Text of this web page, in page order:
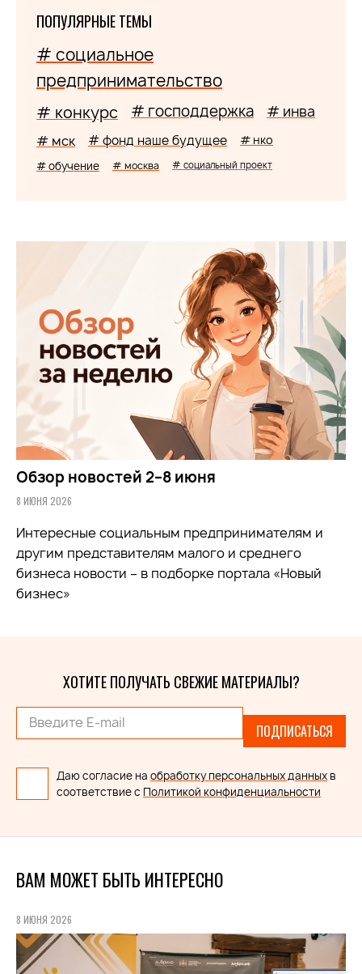
ПОПУЛЯРНЫЕ ТЕМЫ
# социальное
предпринимательство
# конкурс # господдержка # инва
# мск # фонд наше будущее # нко
# обучение # москва # социальный проект
Обзор новостей 2–8 июня
8 ИЮНЯ 2026
Интересные социальным предпринимателям и
другим представителям малого и среднего
бизнеса новости – в подборке портала «Новый
бизнес»
ХОТИТЕ ПОЛУЧАТЬ СВЕЖИЕ МАТЕРИАЛЫ?
ПОДПИСАТЬСЯ
Даю согласие на обработку персональных данных в
соответствие с Политикой конфиденциальности
ВАМ МОЖЕТ БЫТЬ ИНТЕРЕСНО
8 ИЮНЯ 2026